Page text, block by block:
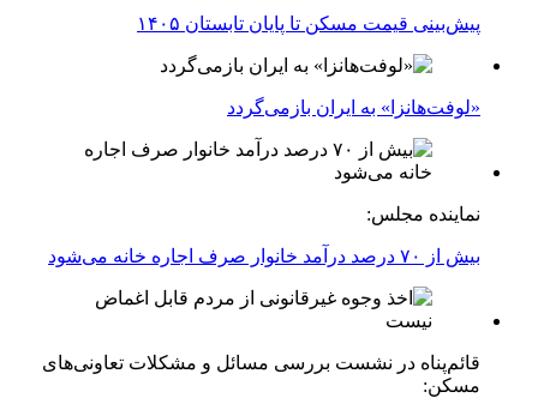
پیش‌بینی قیمت مسکن تا پایان تابستان ۱۴۰۵
«لوفت‌هانزا» به ایران بازمی‌گردد
نماینده مجلس:
بیش از ۷۰ درصد درآمد خانوار صرف اجاره خانه می‌شود
قائم‌پناه در نشست بررسی مسائل و مشکلات تعاونی‌های
مسکن: